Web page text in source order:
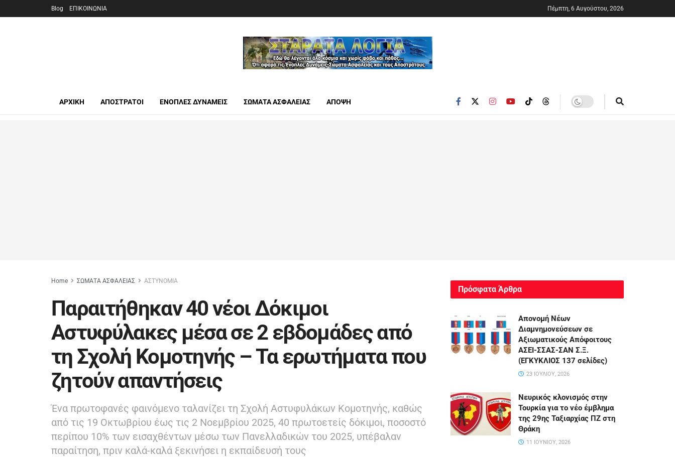
Blog ΕΠΙΚΟΙΝΩΝΙΑ Πέμπτη, 6 Αυγούστου, 2026
ΑΡΧΙΚΉ ΑΠΟΣΤΡΑΤΟΙ ΕΝΟΠΛΕΣ ΔΥΝΑΜΕΙΣ ΣΩΜΑΤΑ ΑΣΦΑΛΕΙΑΣ ΑΠΟΨΗ
Home ΣΩΜΑΤΑ ΑΣΦΑΛΕΙΑΣ ΑΣΤΥΝΟΜΙΑ
Παραιτήθηκαν 40 νέοι Δόκιμοι
Αστυφύλακες μέσα σε 2 εβδομάδες από
τη Σχολή Κομοτηνής – Τα ερωτήματα που
ζητούν απαντήσεις
Ένα πρωτοφανές φαινόμενο ταλανίζει τη Σχολή Αστυφυλάκων Κομοτηνής, καθώς
από τις 19 Οκτωβρίου έως τις 2 Νοεμβρίου 2025, 40 πρωτοετείς δόκιμοι, ποσοστό
περίπου 10% των εισαχθέντων μέσω των Πανελλαδικών του 2025, υπέβαλαν
παραίτηση, πριν καλά-καλά ξεκινήσει η εκπαίδευσή τους
Πρόσφατα Άρθρα
Απονομή Νέων
Διαμνημονεύσεων σε
Αξιωματικούς Απόφοιτους
ΑΣΕΙ-ΣΣΑΣ-ΣΑΝ Σ.Ξ.
(ΕΓΚΥΚΛΙΟΣ 137 σελίδες)
23 ΙΟΥΛΊΟΥ, 2026
Νευρικός κλονισμός στην
Τουρκία για το νέο έμβλημα
της 29ης Ταξιαρχίας ΠΖ στη
Θράκη
11 ΙΟΥΝΊΟΥ, 2026